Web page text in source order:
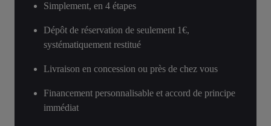
Simplement, en 4 étapes
Dépôt de réservation de seulement 1€,
systématiquement restitué
Livraison en concession ou près de chez vous
Financement personnalisable et accord de principe
immédiat